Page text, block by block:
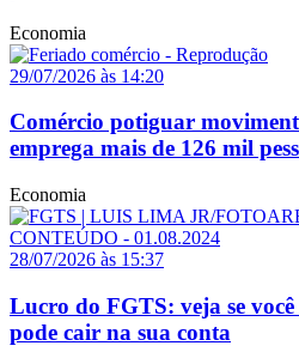
Economia
29/07/2026 às 14:20
Comércio potiguar
emprega mais de 126 mil
Economia
28/07/2026 às 15:37
Lucro do FGTS: veja se
pode cair na sua conta